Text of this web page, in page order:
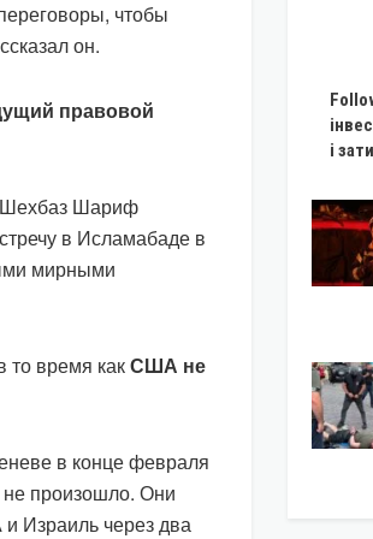
чтобы
он.
правовой
Шехбаз Шариф
в Исламабаде в
мирными
то время какСША не
в конце февраля
произошло. Они
Израиль через два
і